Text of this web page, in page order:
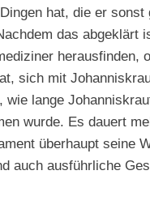
hat, die er sonst
das abgeklärt
herausfinden,
sich mit
wie lange
wurde. Es dauert
überhaupt seine
auch ausführliche